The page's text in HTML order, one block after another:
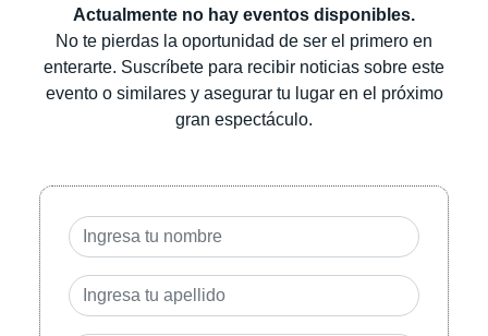
Actualmente no hay eventos disponibles.
No te pierdas la oportunidad de ser el primero en
enterarte. Suscríbete para recibir noticias sobre este
evento o similares y asegurar tu lugar en el próximo
gran espectáculo.